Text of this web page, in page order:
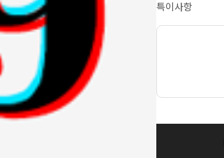
특이사항